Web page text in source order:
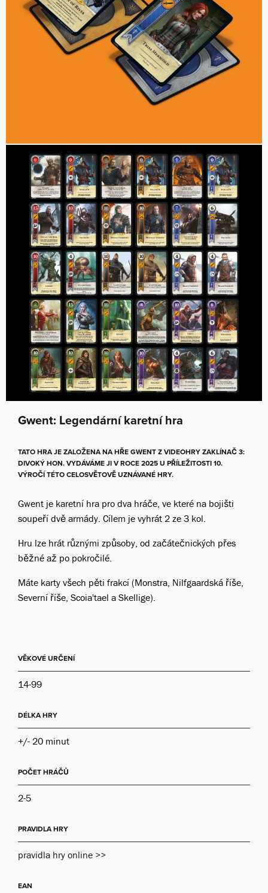
Gwent: Legendární karetní hra
TATO HRA JE ZALOŽENA NA HŘE GWENT Z VIDEOHRY ZAKLÍNAČ 3:
DIVOKÝ HON. VYDÁVÁME JI V ROCE 2025 U PŘÍLEŽITOSTI 10.
VÝROČÍ TÉTO CELOSVĚTOVĚ UZNÁVANÉ HRY.
Gwent je karetní hra pro dva hráče, ve které na bojišti
soupeří dvě armády. Cílem je vyhrát 2 ze 3 kol.
Hru lze hrát různými způsoby, od začátečnických přes
běžné až po pokročilé.
Máte karty všech pěti frakcí (Monstra, Nilfgaardská říše,
Severní říše, Scoia'tael a Skellige).
VĚKOVÉ URČENÍ
14-99
DÉLKA HRY
+/- 20 minut
POČET HRÁČŮ
2-5
PRAVIDLA HRY
pravidla hry online >>
EAN